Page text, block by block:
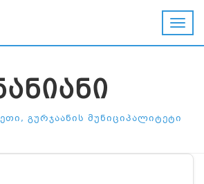
ᲒᲣᲠᲯᲐᲐᲜᲘᲡ ᲛᲣᲜᲘᲪᲘᲞᲐᲚᲘᲢᲔᲢᲘ